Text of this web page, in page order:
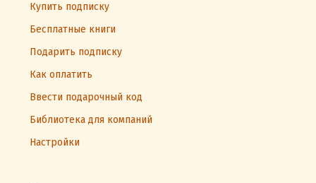
Купить подписку
Бесплатные книги
Подарить подписку
Как оплатить
Ввести подарочный код
Библиотека для компаний
Настройки